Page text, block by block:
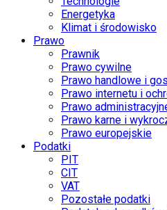
Energetyka
Klimat i środowisko
Prawo
Prawnik
Prawo cywilne
Prawo handlowe i
Prawo internetu i
Prawo
Prawo karne i
Prawo europejskie
Podatki
PIT
CIT
VAT
Pozostałe podatki